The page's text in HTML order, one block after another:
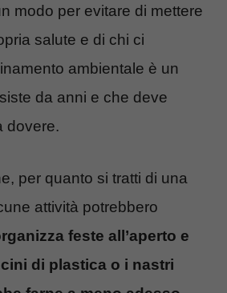
modo per evitare di mettere
salute e di chi ci
ambientale è un
da anni e che deve
dovere.
per quanto si tratti di una
attività potrebbero
feste all’aperto e
di plastica o i nastri